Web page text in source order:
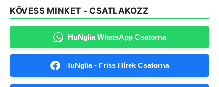
KÖVESS MINKET - CSATLAKOZZ
HuNglia WhatsApp Csatorna
HuNglia - Friss Hírek Csatorna